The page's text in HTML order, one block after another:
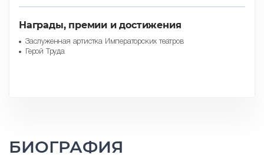
Награды, премии и достижения
Заслуженная артистка Императорских театров
Герой Труда
БИОГРАФИЯ